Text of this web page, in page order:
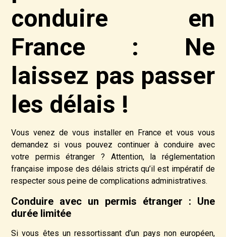
conduire en
France : Ne
laissez pas passer
les délais !
Vous venez de vous installer en France et vous vous
demandez si vous pouvez continuer à conduire avec
votre permis étranger ? Attention, la réglementation
française impose des délais stricts qu’il est impératif de
respecter sous peine de complications administratives.
Conduire avec un permis étranger : Une
durée limitée
Si vous êtes un ressortissant d’un pays non européen,